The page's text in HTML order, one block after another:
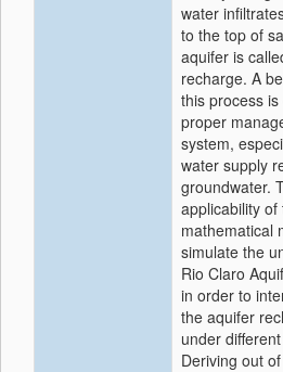
water
to the top of
aquifer is
recharge. A
this process
proper
system,
water supply
groundwater.
applicability
mathematical
simulate the
Rio Claro
in order to
the aquifer
under
Deriving out